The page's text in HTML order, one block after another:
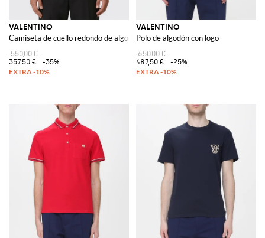
VALENTINO
Camiseta de cuello redondo de algodón estampado
550,00 €
357,50 €
-35%
VALENTINO
Polo de algodón con logo
650,00 €
487,50 €
-25%